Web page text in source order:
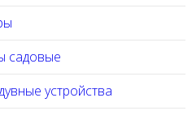
садовые
устройства